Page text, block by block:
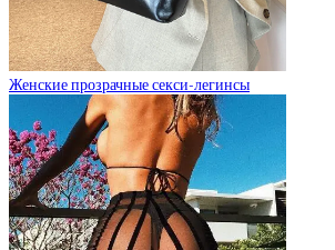
Женские прозрачные секси-легинсы